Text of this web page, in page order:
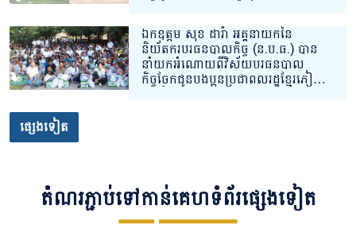
របួស និងកំពុងសម្រាកព្យាបាលនៅ
មណ្ឌលសុខភាព ចំនួន ២ ទីតាំងគោលដៅ
សិ្ថតនៅក្នុងភូមិសាស្រ្តខេត្តព្រះវិហារ។
ឯកឧត្តម សុខ ដារ៉ា អគ្គនាយកនៃ
និយ័តករបរធនបាលកិច្ច (ន.ប.ធ.) បាន
នាំយកអំណោយពីវិស័យបរធនបាល
កិច្ចចែកជូនបងប្អូនប្រជាពលរដ្ឋខ្មែរភៀ
សសឹកដែលកំពុងស្នាក់នៅបណ្តោះអាសន្ន
ផ្សេងទៀត
តំណរភ្ជាប់ទៅកាន់គេហទំព័រផ្សេងទៀត